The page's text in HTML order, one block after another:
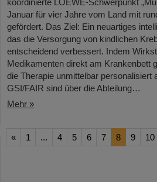
koordinierte LOEWE-Schwerpunkt
Januar für vier Jahre vom Land mit
gefördert. Das Ziel: Ein neuartiges
das die Versorgung von kindlichen
entscheidend verbessert. Indem
Medikamenten direkt am Krankenbett
die Therapie unmittelbar personalisiert
GSI/FAIR sind über die Abteilung…
Mehr »
« 1 ... 4 5 6 7 8 9 10